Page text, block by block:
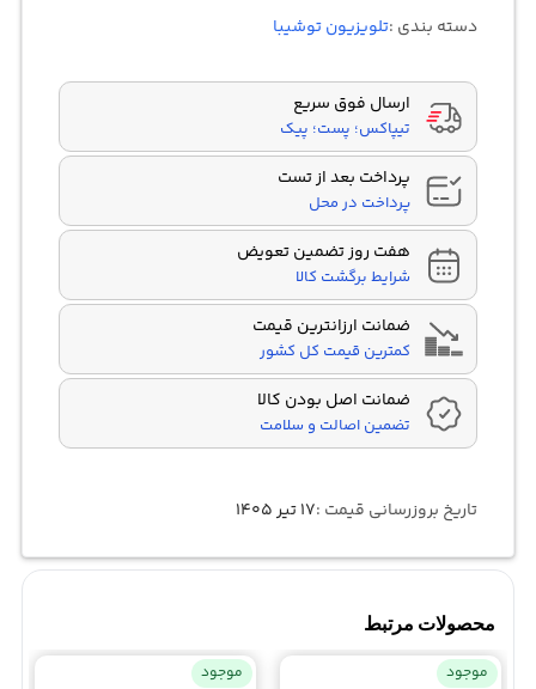
دسته بندی :تلویزیون توشیبا
ارسال فوق سریع
تیپاکس؛ پست؛ پیک
پرداخت بعد از تست
پرداخت در محل
هفت روز تضمین تعویض
شرایط برگشت کالا
ضمانت ارزانترین قیمت
کمترین قیمت کل کشور
ضمانت اصل بودن کالا
تضمین اصالت و سلامت
تاریخ بروزرسانی قیمت :۱۷ تیر ۱۴۰۵
محصولات مرتبط
موجود موجود